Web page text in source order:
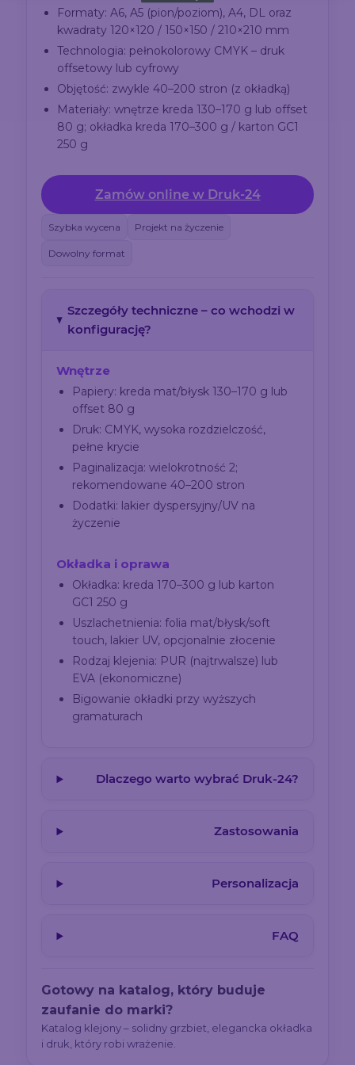
Formaty: A6, A5 (pion/poziom), A4, DL oraz
kwadraty 120×120 / 150×150 / 210×210 mm
Technologia: pełnokolorowy CMYK – druk
offsetowy lub cyfrowy
Objętość: zwykle 40–200 stron (z okładką)
Materiały: wnętrze kreda 130–170 g lub offset
80 g; okładka kreda 170–300 g / karton GC1
250 g
Zamów online w Druk-24
Szybka wycena Projekt na życzenie
Dowolny format
Szczegóły techniczne – co wchodzi w
konfigurację?
Wnętrze
Papiery: kreda mat/błysk 130–170 g lub
offset 80 g
Druk: CMYK, wysoka rozdzielczość,
pełne krycie
Paginalizacja: wielokrotność 2;
rekomendowane 40–200 stron
Dodatki: lakier dyspersyjny/UV na
życzenie
Okładka i oprawa
Okładka: kreda 170–300 g lub karton
GC1 250 g
Uszlachetnienia: folia mat/błysk/soft
touch, lakier UV, opcjonalnie złocenie
Rodzaj klejenia: PUR (najtrwalsze) lub
EVA (ekonomiczne)
Bigowanie okładki przy wyższych
gramaturach
Dlaczego warto wybrać Druk-24?
Zastosowania
Personalizacja
FAQ
Gotowy na katalog, który buduje
zaufanie do marki?
Katalog klejony – solidny grzbiet, elegancka okładka
i druk, który robi wrażenie.